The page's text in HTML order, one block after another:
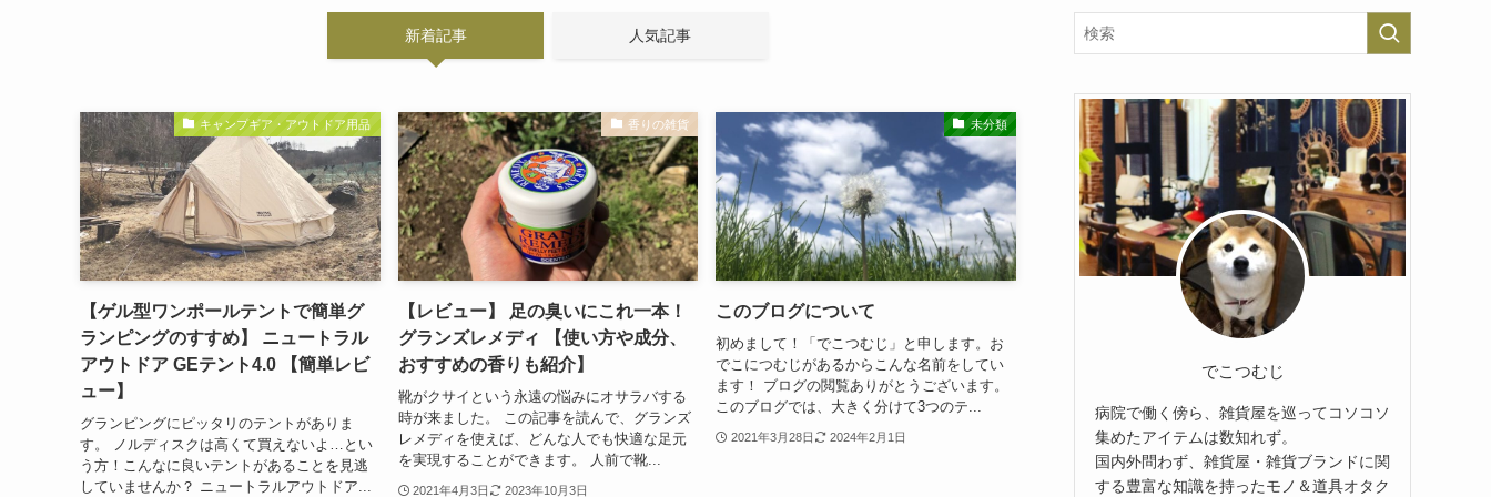
新着記事 人気記事
キャンプギア・アウトドア用品
【ゲル型ワンポールテントで簡単グ
ランピングのすすめ】 ニュートラル
アウトドア GEテント4.0 【簡単レビ
ュー】
グランピングにピッタリのテントがありま
す。 ノルディスクは高くて買えないよ…とい
う方！こんなに良いテントがあることを見逃
していませんか？ ニュートラルアウトドア...
香りの雑貨
【レビュー】 足の臭いにこれ一本！
グランズレメディ 【使い方や成分、
おすすめの香りも紹介】
靴がクサイという永遠の悩みにオサラバする
時が来ました。 この記事を読んで、グランズ
レメディを使えば、どんな人でも快適な足元
を実現することができます。 人前で靴...
2021年4月3日 2023年10月3日
未分類
このブログについて
初めまして！「でこつむじ」と申します。お
でこにつむじがあるからこんな名前をしてい
ます！ ブログの閲覧ありがとうございます。
このブログでは、大きく分けて3つのテ...
2021年3月28日 2024年2月1日
でこつむじ
病院で働く傍ら、雑貨屋を巡ってコソコソ
集めたアイテムは数知れず。
国内外問わず、雑貨屋・雑貨ブランドに関
する豊富な知識を持ったモノ＆道具オタク